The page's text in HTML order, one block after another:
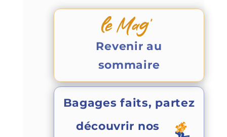
Revenir au
sommaire
Bagages faits, partez
découvrir nos